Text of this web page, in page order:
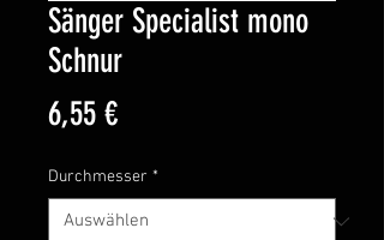
Sänger Specialist mono
Schnur
6,55 €Preis
Durchmesser *